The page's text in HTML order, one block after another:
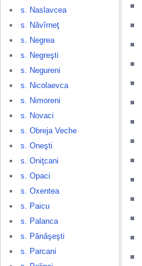
s. Naslavcea
s. Năvîrneţ
s. Negrea
s. Negreşti
s. Negureni
s. Nicolaevca
s. Nimoreni
s. Novaci
s. Obreja Veche
s. Oneşti
s. Oniţcani
s. Opaci
s. Oxentea
s. Paicu
s. Palanca
s. Pănăşeşti
s. Parcani